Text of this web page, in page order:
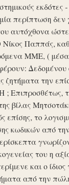
εκδότες
δεν
αυτόχθονα
Παππάς,
ΜΜΕ, ( μέσα
Δεδομένου
την
βίλας
το
κωδικών από
του η
και ο
από την